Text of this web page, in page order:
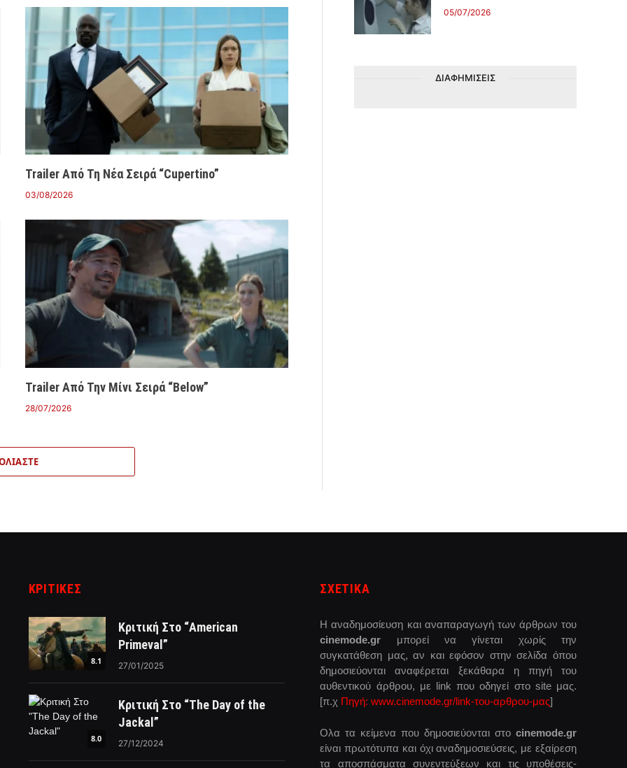
Trailer Από Τη Νέα Σειρά “Cupertino”
03/08/2026
Trailer Από Την Μίνι Σειρά “Below”
28/07/2026
05/07/2026
ΔΙΑΦΗΜΙΣΕΙΣ
ΚΡΙΤΙΚΈΣ
8.1
Κριτική Στο “American
Primeval”
27/01/2025
8.0
Κριτική Στο “The Day of the
Jackal”
27/12/2024
ΣΧΕΤΙΚΑ
Η αναδημοσίευση και αναπαραγωγή των άρθρων του
cinemode.gr μπορεί να γίνεται χωρίς την
συγκατάθεση μας, αν και εφόσον στην σελίδα όπου
δημοσιεύονται αναφέρεται ξεκάθαρα η πηγή του
αυθεντικού άρθρου, με link που οδηγεί στο site μας.
[π.χ Πηγή: www.cinemode.gr/link-του-αρθρου-μας]
Ολα τα κείμενα που δημοσιεύονται στο cinemode.gr
είναι πρωτότυπα και όχι αναδημοσιεύσεις, με εξαίρεση
τα αποσπάσματα συνεντεύξεων και τις υποθέσεις-